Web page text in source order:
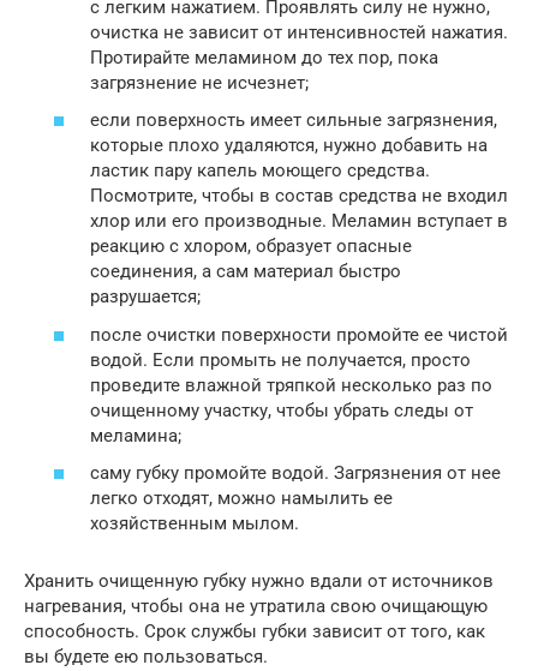
с легким нажатием. Проявлять силу не нужно,
очистка не зависит от интенсивностей нажатия.
Протирайте меламином до тех пор, пока
загрязнение не исчезнет;
если поверхность имеет сильные загрязнения,
которые плохо удаляются, нужно добавить на
ластик пару капель моющего средства.
Посмотрите, чтобы в состав средства не входил
хлор или его производные. Меламин вступает в
реакцию с хлором, образует опасные
соединения, а сам материал быстро
разрушается;
после очистки поверхности промойте ее чистой
водой. Если промыть не получается, просто
проведите влажной тряпкой несколько раз по
очищенному участку, чтобы убрать следы от
меламина;
саму губку промойте водой. Загрязнения от нее
легко отходят, можно намылить ее
хозяйственным мылом.
Хранить очищенную губку нужно вдали от источников
нагревания, чтобы она не утратила свою очищающую
способность. Срок службы губки зависит от того, как
вы будете ею пользоваться.